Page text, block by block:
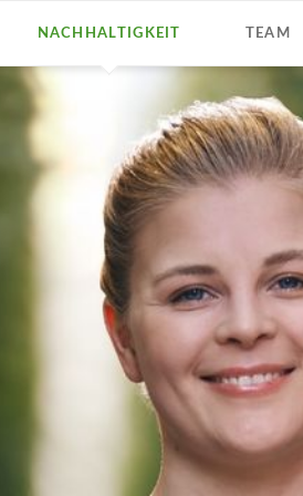
NACHHALTIGKEIT TEAM